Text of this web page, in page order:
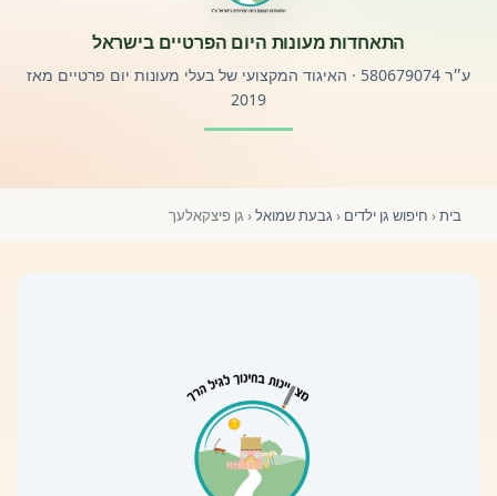
רישוי וחקיקה
פורטל לוח מודעות דרושים עובדים
התאחדות מעונות היום הפרטיים בישראל
ע״ר 580679074 · האיגוד המקצועי של בעלי מעונות יום פרטיים מאז
2019
בית‹ חיפוש גן ילדים ‹ גבעת שמואל‹ גן פיצקאלעך